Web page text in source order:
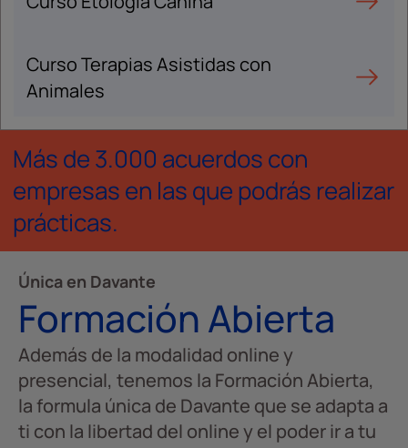
Curso Terapias Asistidas con
Animales
Más de 3.000 acuerdos con
empresas en las que podrás realizar
prácticas.
Única en Davante
Formación Abierta
Además de la modalidad online y
presencial, tenemos la Formación Abierta,
la formula única de Davante que se adapta a
ti con la libertad del online y el poder ir a tu